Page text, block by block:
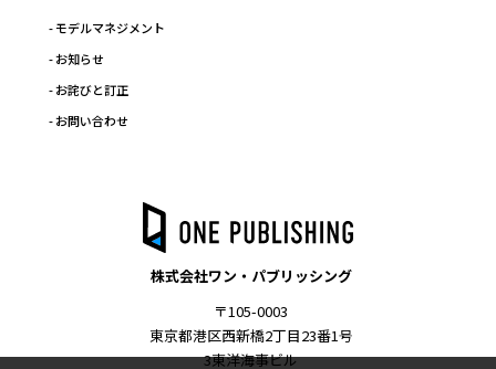
- モデルマネジメント
- お知らせ
- お詫びと訂正
- お問い合わせ
株式会社ワン・パブリッシング
〒105-0003
東京都港区西新橋2丁目23番1号
3東洋海事ビル